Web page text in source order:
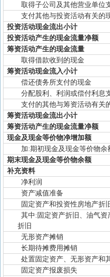
取得子公司及其他营业单位
支付其他与投资活动有关的
投资活动现金流出小计
投资活动产生的现金流量净额
筹资活动产生的现金流量
取得借款收到的现金
筹资活动现金流入小计
偿还债务所支付的现金
分配股利、利润或偿付利息
支付的其他与筹资活动有关
筹资活动现金流出小计
筹资活动产生的现金流量净额
现金及现金等价物净增加额
加:期初现金及现金等价物余
期末现金及现金等价物余额
补充资料
净利润
资产减值准备
固定资产和投资性房地产折
其中:固定资产折旧、油气
折旧
无形资产摊销
长期待摊费用摊销
处置固定资产、无形资产和
固定资产报废损失